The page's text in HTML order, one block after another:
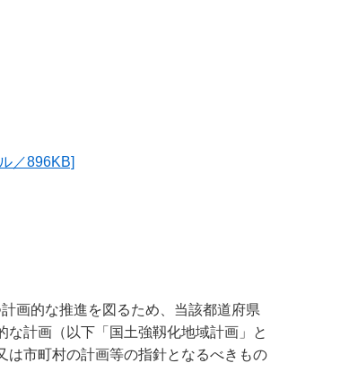
／896KB]
画的な推進を図るため、当該都道府県
計画（以下「国土強靱化地域計画」と
は市町村の計画等の指針となるべきもの